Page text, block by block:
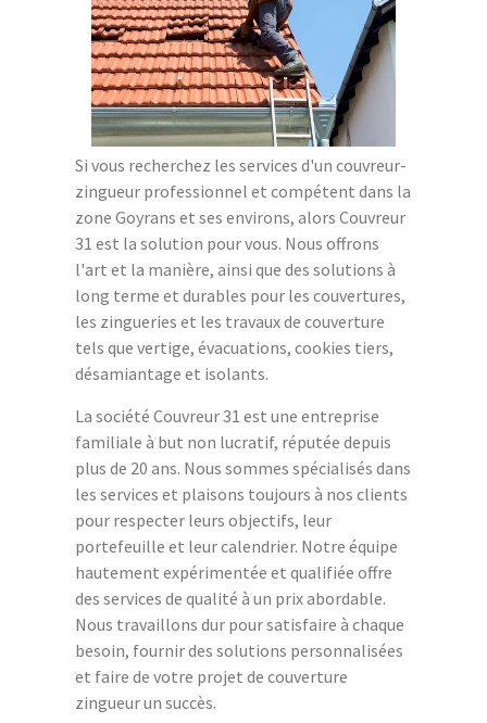
Si vous recherchez les services d'un couvreur-
zingueur professionnel et compétent dans la
zone Goyrans et ses environs, alors Couvreur
31 est la solution pour vous. Nous offrons
l'art et la manière, ainsi que des solutions à
long terme et durables pour les couvertures,
les zingueries et les travaux de couverture
tels que vertige, évacuations, cookies tiers,
désamiantage et isolants.
La société Couvreur 31 est une entreprise
familiale à but non lucratif, réputée depuis
plus de 20 ans. Nous sommes spécialisés dans
les services et plaisons toujours à nos clients
pour respecter leurs objectifs, leur
portefeuille et leur calendrier. Notre équipe
hautement expérimentée et qualifiée offre
des services de qualité à un prix abordable.
Nous travaillons dur pour satisfaire à chaque
besoin, fournir des solutions personnalisées
et faire de votre projet de couverture
zingueur un succès.